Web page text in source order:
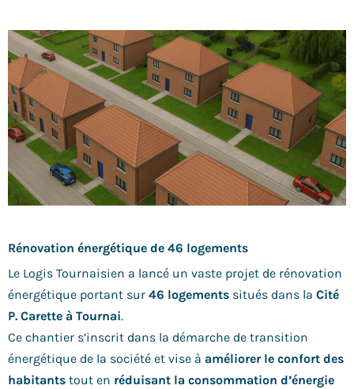
Rénovation énergétique de 46 logements
Le Logis Tournaisien a lancé un vaste projet de rénovation
énergétique portant sur 46 logements situés dans la Cité
P. Carette à Tournai.
Ce chantier s’inscrit dans la démarche de transition
énergétique de la société et vise à améliorer le confort des
habitants tout en réduisant la consommation d’énergie